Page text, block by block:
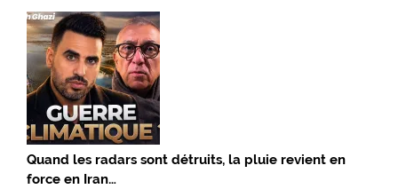
Quand les radars sont détruits, la pluie revient en
force en Iran…